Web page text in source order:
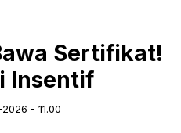
Sertifikat!
Insentif
- 11.00